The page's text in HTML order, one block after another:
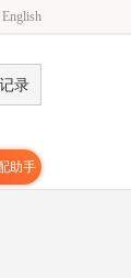
English
录
助手